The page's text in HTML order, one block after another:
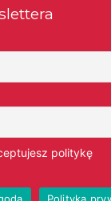
politykę